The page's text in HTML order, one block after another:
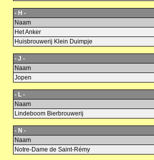
- H -
Naam
Het Anker
Huisbrouwerij Klein Duimpje
- J -
Naam
Jopen
- L -
Naam
Lindeboom Bierbrouwerij
- N -
Naam
Notre-Dame de Saint-Rémy